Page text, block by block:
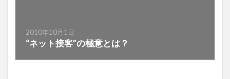
2010年10月1日
“ネット接客”の極意とは？